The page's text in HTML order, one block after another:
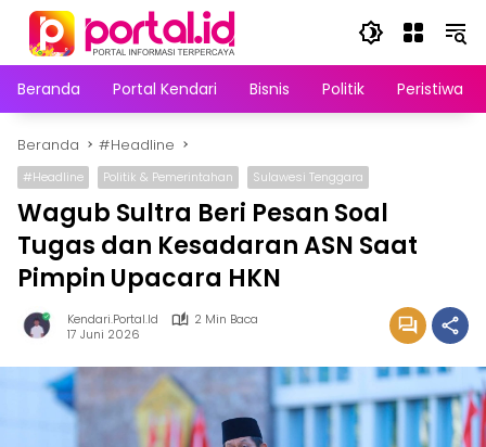
Langsung
konten
Beranda
Portal Kendari Bisnis Politik Peristiwa
Beranda #Headline
#Headline Politik & Pemerintahan Sulawesi Tenggara
Wagub Sultra Beri Pesan Soal
Tugas dan Kesadaran ASN Saat
Pimpin Upacara HKN
Kendari.portal.id
2 Min Baca
17 Juni 2026